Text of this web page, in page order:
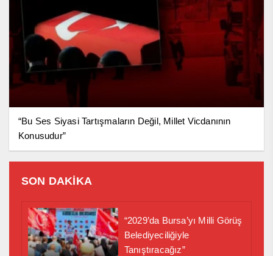
“Bu Ses Siyasi Tartışmaların Değil, Millet Vicdanının
Konusudur”
SON DAKİKA
“2029’da Bursa’yı Milli Görüş
Belediyeciliğiyle
Tanıştıracağız”